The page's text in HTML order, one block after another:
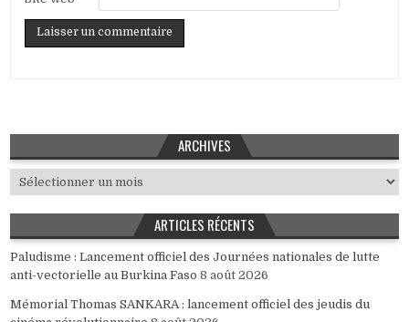
ARCHIVES
Archives
ARTICLES RÉCENTS
Paludisme : Lancement officiel des Journées nationales de lutte
anti-vectorielle au Burkina Faso 8 août 2026
Mémorial Thomas SANKARA : lancement officiel des jeudis du